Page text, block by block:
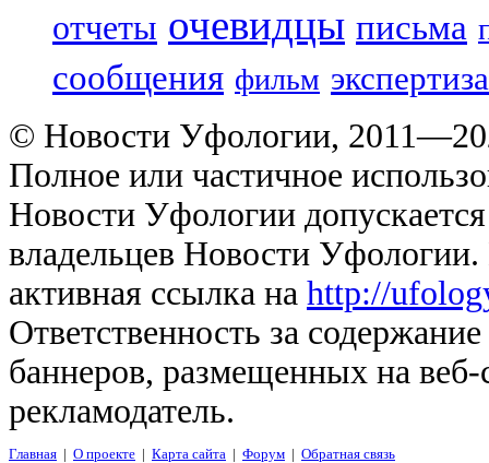
отчеты очевидцы письма
сообщения фильм экспертиза
© Новости Уфологии,
Полное или частичное
Новости Уфологии
владельцев Новости
активная ссылка на http://
Ответственность за
баннеров, размещенных на
рекламодатель.
Главная | О проекте | Карта сайта | Форум | Обратная связь